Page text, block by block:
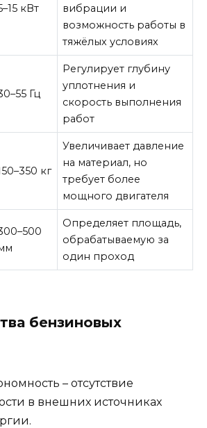
кВт
вибрации и
возможность работы в
тяжёлых условиях
Гц
Регулирует глубину
уплотнения и
скорость выполнения
работ
кг
Увеличивает давление
на материал, но
требует более
мощного двигателя
Определяет площадь,
обрабатываемую за
один проход
бензиновых
– отсутствие
в внешних источниках